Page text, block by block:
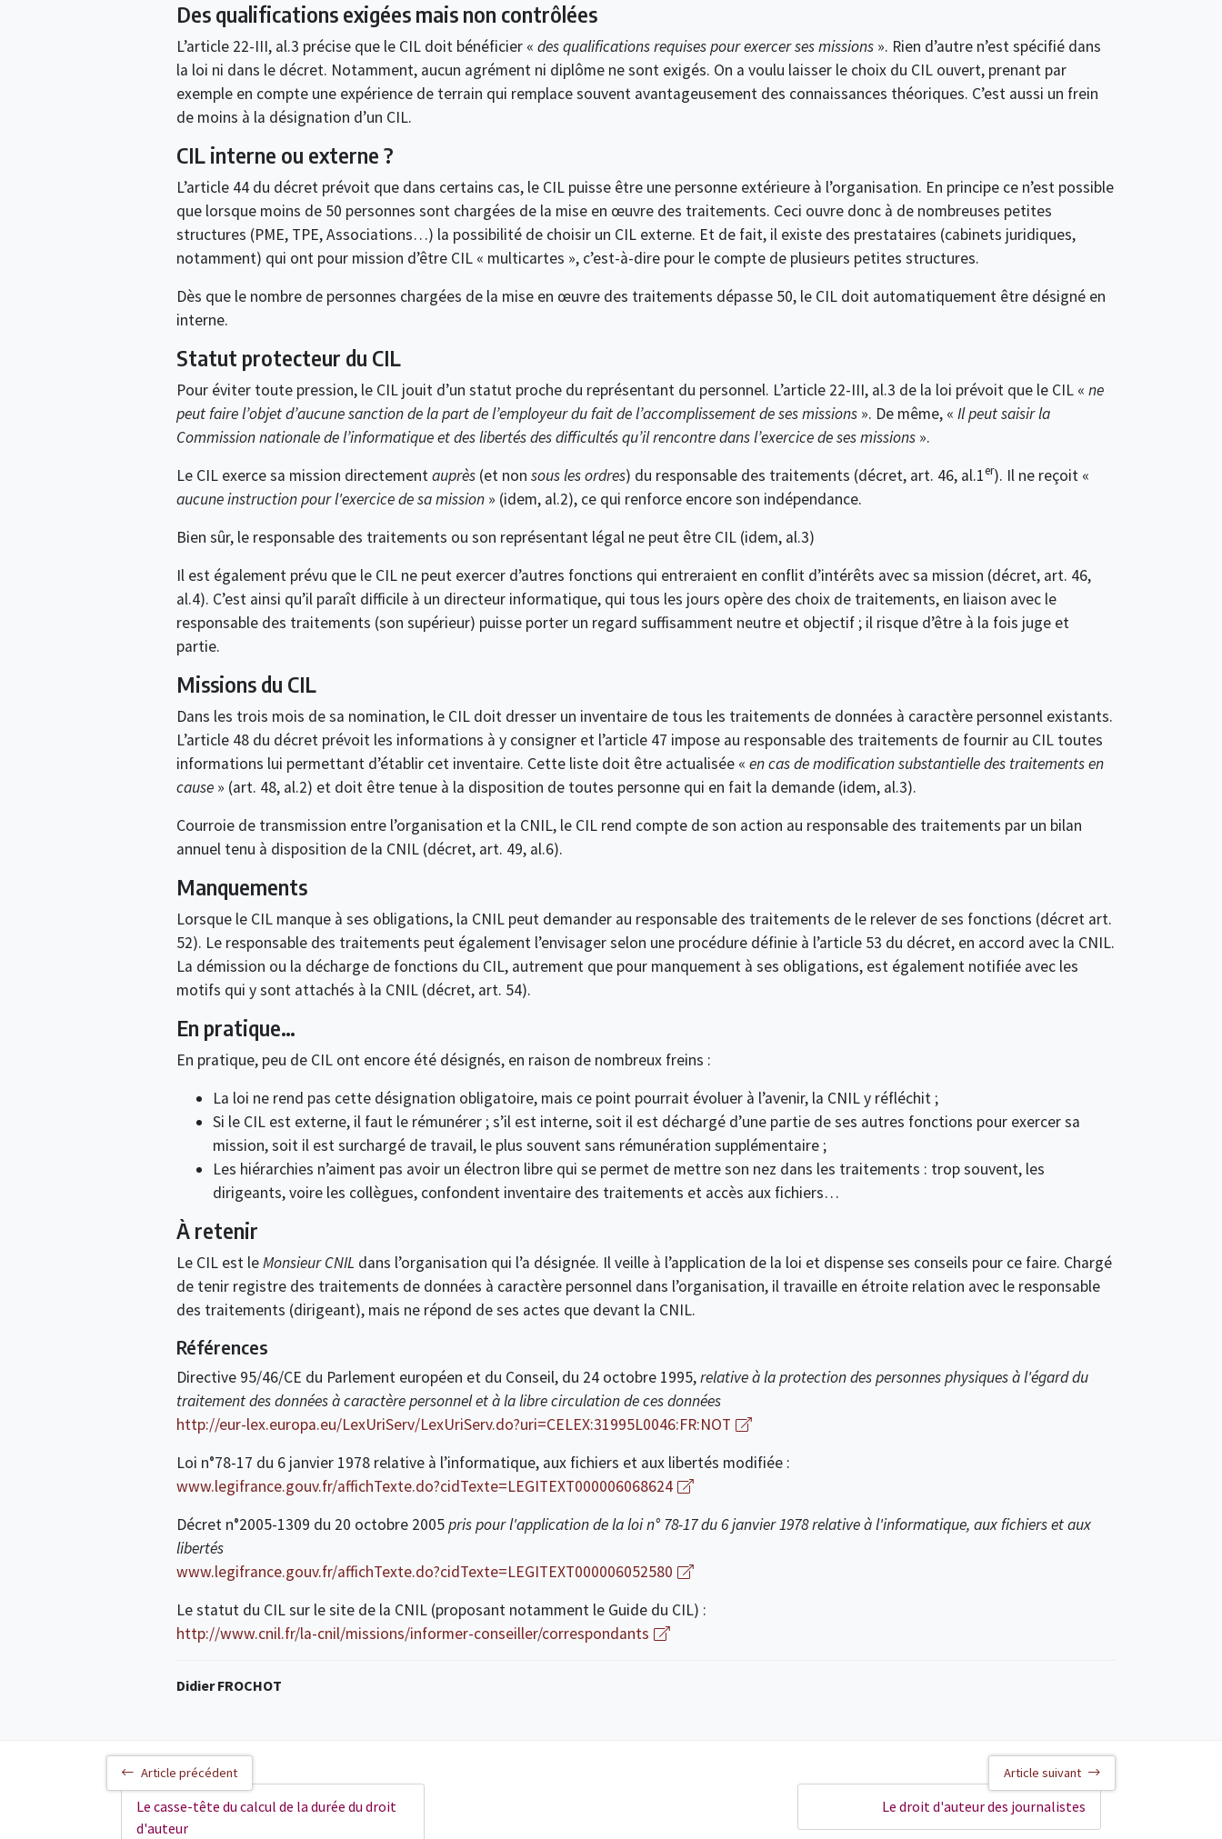
Des qualifications exigées mais non contrôlées
L’article 22-III, al.3 précise que le CIL doit bénéficier « des qualifications requises pour exercer ses missions». Rien d’autre n’est spécifié dans
la loi ni dans le décret. Notamment, aucun agrément ni diplôme ne sont exigés. On a voulu laisser le choix du CIL ouvert, prenant par
exemple en compte une expérience de terrain qui remplace souvent avantageusement des connaissances théoriques. C’est aussi un frein
de moins à la désignation d’un CIL.
CIL interne ou externe ?
L’article 44 du décret prévoit que dans certains cas, le CIL puisse être une personne extérieure à l’organisation. En principe ce n’est possible
que lorsque moins de 50 personnes sont chargées de la mise en œuvre des traitements. Ceci ouvre donc à de nombreuses petites
structures (PME, TPE, Associations…) la possibilité de choisir un CIL externe. Et de fait, il existe des prestataires (cabinets juridiques,
notamment) qui ont pour mission d’être CIL « multicartes », c’est-à-dire pour le compte de plusieurs petites structures.
Dès que le nombre de personnes chargées de la mise en œuvre des traitements dépasse 50, le CIL doit automatiquement être désigné en
interne.
Statut protecteur du CIL
Pour éviter toute pression, le CIL jouit d’un statut proche du représentant du personnel. L’article 22-III, al.3 de la loi prévoit que le CIL « ne
peut faire l’objet d’aucune sanction de la part de l’employeur du fait de l’accomplissement de ses missions». De même, « Il peut saisir la
Commission nationale de l’informatique et des libertés des difficultés qu’il rencontre dans l’exercice de ses missions ».
Le CIL exerce sa mission directementauprès(et non sous les ordres) du responsable des traitements (décret, art. 46, al.1er). Il ne reçoit «
aucune instruction pour l'exercice de sa mission» (idem, al.2), ce qui renforce encore son indépendance.
Bien sûr, le responsable des traitements ou son représentant légal ne peut être CIL (idem, al.3)
Il est également prévu que le CIL ne peut exercer d’autres fonctions qui entreraient en conflit d’intérêts avec sa mission (décret, art. 46,
al.4). C’est ainsi qu’il paraît difficile à un directeur informatique, qui tous les jours opère des choix de traitements, en liaison avec le
responsable des traitements (son supérieur) puisse porter un regard suffisamment neutre et objectif ; il risque d’être à la fois juge et
partie.
Missions du CIL
Dans les trois mois de sa nomination, le CIL doit dresser un inventaire de tous les traitements de données à caractère personnel existants.
L’article 48 du décret prévoit les informations à y consigner et l’article 47 impose au responsable des traitements de fournir au CIL toutes
informations lui permettant d’établir cet inventaire. Cette liste doit être actualisée « en cas de modification substantielle des traitements en
cause» (art. 48, al.2) et doit être tenue à la disposition de toutes personne qui en fait la demande (idem, al.3).
Courroie de transmission entre l’organisation et la CNIL, le CIL rend compte de son action au responsable des traitements par un bilan
annuel tenu à disposition de la CNIL (décret, art. 49, al.6).
Manquements
Lorsque le CIL manque à ses obligations, la CNIL peut demander au responsable des traitements de le relever de ses fonctions (décret art.
52). Le responsable des traitements peut également l’envisager selon une procédure définie à l’article 53 du décret, en accord avec la CNIL.
La démission ou la décharge de fonctions du CIL, autrement que pour manquement à ses obligations, est également notifiée avec les
motifs qui y sont attachés à la CNIL (décret, art. 54).
En pratique…
En pratique, peu de CIL ont encore été désignés, en raison de nombreux freins :
La loi ne rend pas cette désignation obligatoire, mais ce point pourrait évoluer à l’avenir, la CNIL y réfléchit ;
Si le CIL est externe, il faut le rémunérer ; s’il est interne, soit il est déchargé d’une partie de ses autres fonctions pour exercer sa
mission, soit il est surchargé de travail, le plus souvent sans rémunération supplémentaire ;
Les hiérarchies n’aiment pas avoir un électron libre qui se permet de mettre son nez dans les traitements : trop souvent, les
dirigeants, voire les collègues, confondent inventaire des traitements et accès aux fichiers…
À retenir
Le CIL est leMonsieur CNIL dans l’organisation qui l’a désignée. Il veille à l’application de la loi et dispense ses conseils pour ce faire. Chargé
de tenir registre des traitements de données à caractère personnel dans l’organisation, il travaille en étroite relation avec le responsable
des traitements (dirigeant), mais ne répond de ses actes que devant la CNIL.
Références
Directive 95/46/CE du Parlement européen et du Conseil, du 24 octobre 1995,relative à la protection des personnes physiques à l'égard du
traitement des données à caractère personnel et à la libre circulation de ces données
http://eur-lex.europa.eu/LexUriServ/LexUriServ.do?uri=CELEX:31995L0046:FR:NOT
Loi n°78-17 du 6 janvier 1978 relative à l’informatique, aux fichiers et aux libertés modifiée :
www.legifrance.gouv.fr/affichTexte.do?cidTexte=LEGITEXT000006068624
Décret n°2005-1309 du 20 octobre 2005pris pour l'application de la loi n° 78-17 du 6 janvier 1978 relative à l'informatique, aux fichiers et aux
libertés
www.legifrance.gouv.fr/affichTexte.do?cidTexte=LEGITEXT000006052580
Le statut du CIL sur le site de la CNIL (proposant notamment le Guide du CIL) :
http://www.cnil.fr/la-cnil/missions/informer-conseiller/correspondants
Didier FROCHOT
Article précédent
Le casse-tête du calcul de la durée du droit
d'auteur
Article suivant
Le droit d'auteur des journalistes